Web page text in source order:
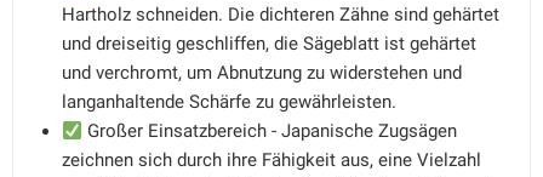
Hartholz schneiden. Die dichteren Zähne sind gehärtet
und dreiseitig geschliffen, die Sägeblatt ist gehärtet
und verchromt, um Abnutzung zu widerstehen und
langanhaltende Schärfe zu gewährleisten.
Großer Einsatzbereich - Japanische Zugsägen
zeichnen sich durch ihre Fähigkeit aus, eine Vielzahl